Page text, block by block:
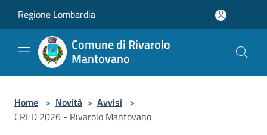
Regione Lombardia
Comune di Rivarolo
Mantovano
Home > Novità > Avvisi >
CRED 2026 - Rivarolo Mantovano